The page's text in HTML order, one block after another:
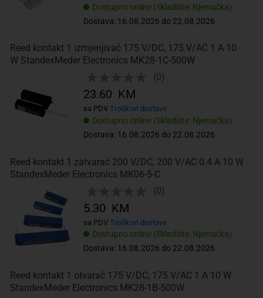
Dostupno online (Skladište: Njemačka)
Dostava: 16.08.2026 do 22.08.2026
Reed kontakt 1 izmjenjivač 175 V/DC, 175 V/AC 1 A 10
W StandexMeder Electronics MK28-1C-500W
(0)
Dostupno online (Skladište: Njemačka)
Dostava: 16.08.2026 do 22.08.2026
23.60 KM
sa PDV Troškovi dostave
Reed kontakt 1 zatvarač 200 V/DC, 200 V/AC 0.4 A 10 W
StandexMeder Electronics MK06-5-C
(0)
Dostupno online (Skladište: Njemačka)
Dostava: 16.08.2026 do 22.08.2026
5.30 KM
sa PDV Troškovi dostave
Reed kontakt 1 otvarač 175 V/DC, 175 V/AC 1 A 10 W
StandexMeder Electronics MK28-1B-500W